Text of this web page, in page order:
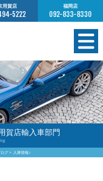
用賀店
5222
福岡店
092-833-8330
販売
ス
て
賀店輸入車部門
グ 入庫情報♪